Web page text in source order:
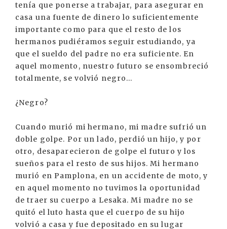
tenía que ponerse a trabajar, para asegurar en
casa una fuente de dinero lo suficientemente
importante como para que el resto de los
hermanos pudiéramos seguir estudiando, ya
que el sueldo del padre no era suficiente. En
aquel momento, nuestro futuro se ensombreció
totalmente, se volvió negro...
¿Negro?
Cuando murió mi hermano, mi madre sufrió un
doble golpe. Por un lado, perdió un hijo, y por
otro, desaparecieron de golpe el futuro y los
sueños para el resto de sus hijos. Mi hermano
murió en Pamplona, en un accidente de moto, y
en aquel momento no tuvimos la oportunidad
de traer su cuerpo a Lesaka. Mi madre no se
quitó el luto hasta que el cuerpo de su hijo
volvió a casa y fue depositado en su lugar